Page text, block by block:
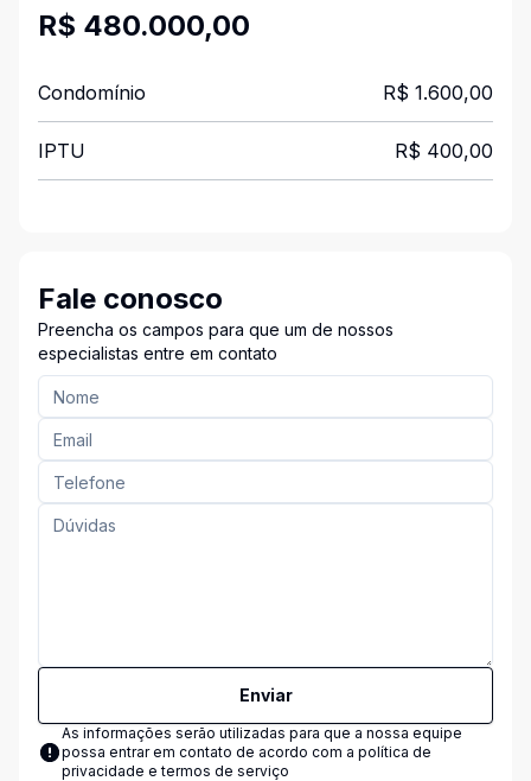
R$ 480.000,00
Condomínio R$ 1.600,00
IPTU R$ 400,00
Fale conosco
Preencha os campos para que um de nossos
especialistas entre em contato
Enviar
As informações serão utilizadas para que a nossa equipe
possa entrar em contato de acordo com a política de
privacidade e termos de serviço